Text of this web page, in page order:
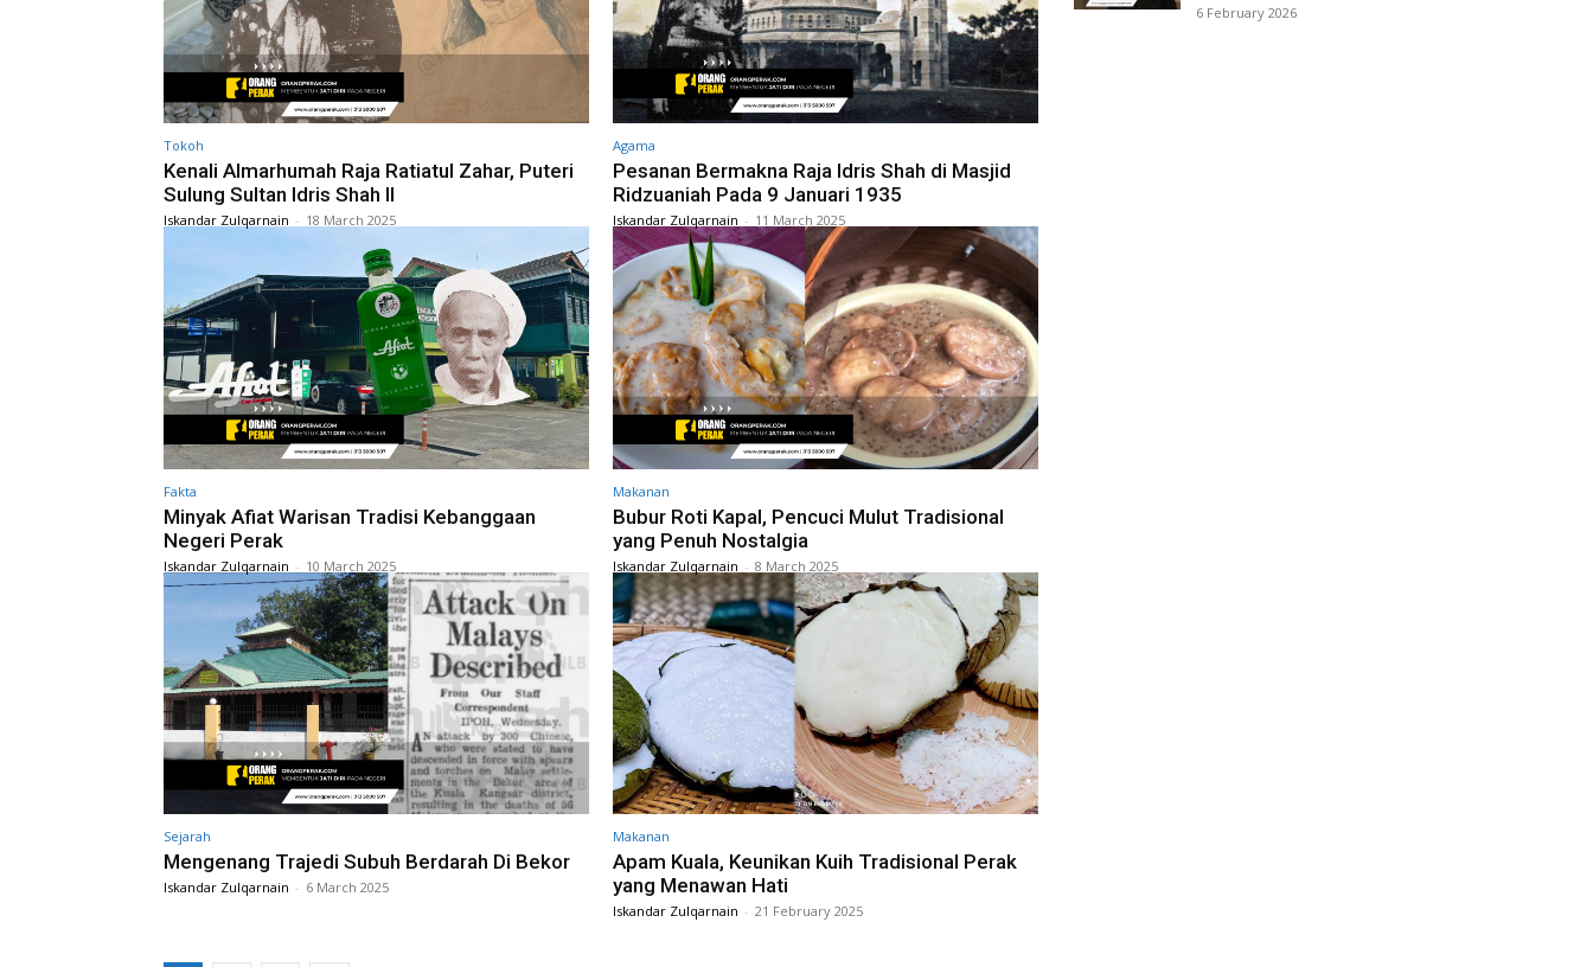
Tokoh
Kenali Almarhumah Raja Ratiatul Zahar, Puteri
Sulung Sultan Idris Shah II
Iskandar Zulqarnain - 18 March 2025
Agama
Pesanan Bermakna Raja Idris Shah di Masjid
Ridzuaniah Pada 9 Januari 1935
Iskandar Zulqarnain - 11 March 2025
Fakta
Minyak Afiat Warisan Tradisi Kebanggaan
Negeri Perak
Iskandar Zulqarnain - 10 March 2025
Makanan
Bubur Roti Kapal, Pencuci Mulut Tradisional
yang Penuh Nostalgia
Iskandar Zulqarnain - 8 March 2025
Sejarah
Mengenang Trajedi Subuh Berdarah Di Bekor
Iskandar Zulqarnain - 6 March 2025
Makanan
Apam Kuala, Keunikan Kuih Tradisional Perak
yang Menawan Hati
Iskandar Zulqarnain - 21 February 2025
6 February 2026